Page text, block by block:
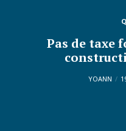
Pas de taxe
YOANN